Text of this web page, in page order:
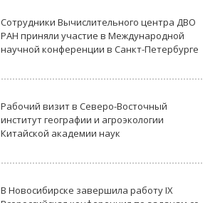
Сотрудники Вычислительного центра ДВО
РАН приняли участие в Международной
научной конференции в Санкт-Петербурге
Рабочий визит в Северо-Восточный
институт географии и агроэкологии
Китайской академии наук
В Новосибирске завершила работу IX